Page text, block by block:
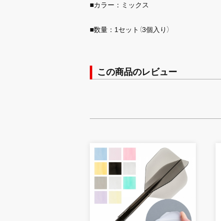
■カラー：ミックス
■数量：1セット（3個入り）
この商品のレビュー